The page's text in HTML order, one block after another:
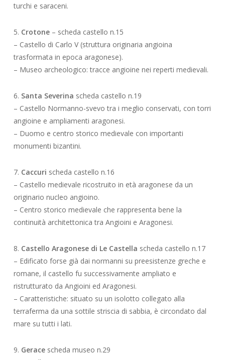
turchi e saraceni.
5. Crotone– scheda castello n.15
– Castello di Carlo V (struttura originaria angioina
trasformata in epoca aragonese).
– Museo archeologico: tracce angioine nei reperti medievali.
6. Santa Severina scheda castello n.19
– Castello Normanno-svevo tra i meglio conservati, con torri
angioine e ampliamenti aragonesi.
– Duomo e centro storico medievale con importanti
monumenti bizantini.
7. Caccuri scheda castello n.16
– Castello medievale ricostruito in età aragonese da un
originario nucleo angioino.
– Centro storico medievale che rappresenta bene la
continuità architettonica tra Angioini e Aragonesi.
8. Castello Aragonese di Le Castella scheda castello n.17
– Edificato forse già dai normanni su preesistenze greche e
romane, il castello fu successivamente ampliato e
ristrutturato da Angioini ed Aragonesi.
– Caratteristiche: situato su un isolotto collegato alla
terraferma da una sottile striscia di sabbia, è circondato dal
mare su tutti i lati.
9. Geracescheda museo n.29